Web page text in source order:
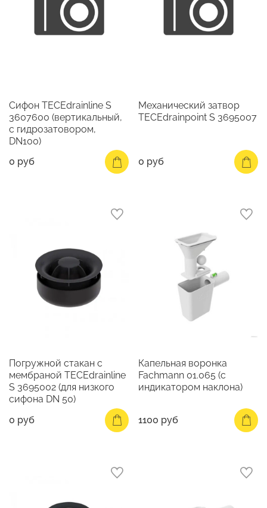
Сифон TECEdrainline S
3607600 (вертикальный,
с гидрозатовором,
DN100)
0 руб
Механический затвор
TECEdrainpoint S 3695007
0 руб
Погружной стакан с
мембраной TECEdrainline
S 3695002 (для низкого
сифона DN 50)
0 руб
Капельная воронка
Fachmann 01.065 (с
индикатором наклона)
1100 руб